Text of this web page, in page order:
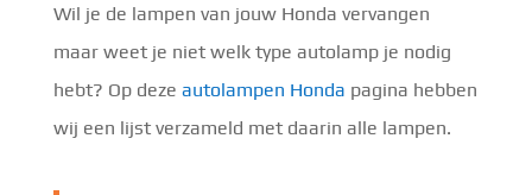
Wil je de lampen van jouw Honda vervangen
maar weet je niet welk type autolamp je nodig
hebt? Op deze autolampen Honda pagina hebben
wij een lijst verzameld met daarin alle lampen.